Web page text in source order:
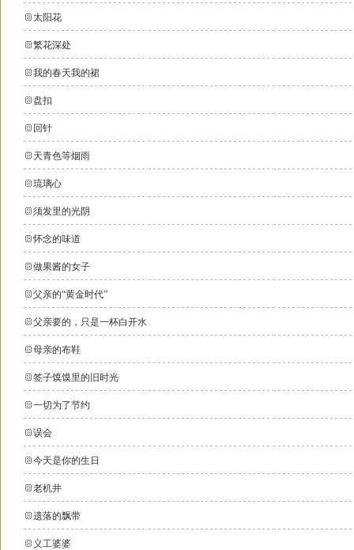
太阳花
繁花深处
我的春天我的裙
盘扣
回针
天青色等烟雨
琉璃心
须发里的光阴
怀念的味道
做果酱的女子
父亲的“黄金时代”
父亲要的，只是一杯白开水
母亲的布鞋
签子馍馍里的旧时光
一切为了节约
误会
今天是你的生日
老机井
遗落的飘带
义工婆婆